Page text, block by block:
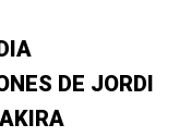
DE JORDI